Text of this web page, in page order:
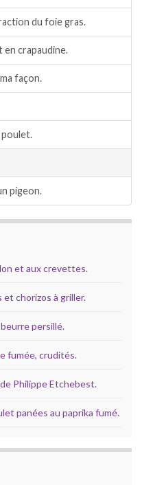
du foie gras.
en crapaudine.
façon.
poulet.
pigeon.
et aux crevettes.
chorizos à griller.
persillé.
fumée, crudités.
Philippe Etchebest.
panées au paprika fumé.